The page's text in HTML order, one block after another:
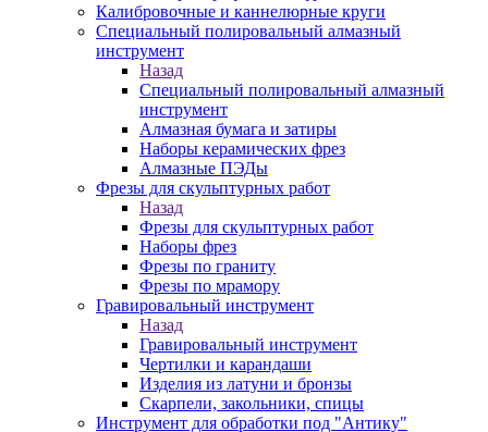
Калибровочные и каннелюрные круги
Специальный полировальный алмазный
инструмент
Назад
Специальный полировальный алмазный
инструмент
Алмазная бумага и затиры
Наборы керамических фрез
Алмазные ПЭДы
Фрезы для скульптурных работ
Назад
Фрезы для скульптурных работ
Наборы фрез
Фрезы по граниту
Фрезы по мрамору
Гравировальный инструмент
Назад
Гравировальный инструмент
Чертилки и карандаши
Изделия из латуни и бронзы
Скарпели, закольники, спицы
Инструмент для обработки под "Антику"